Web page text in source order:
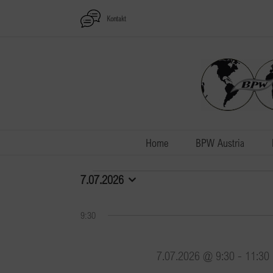
Kontakt
Home BPW Austria
Veranstaltungen
für
7.07.2026
7.07.2026
9:30
7.07.2026 @ 9:30 - 11:30